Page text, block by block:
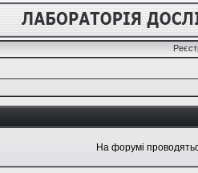
На форумі